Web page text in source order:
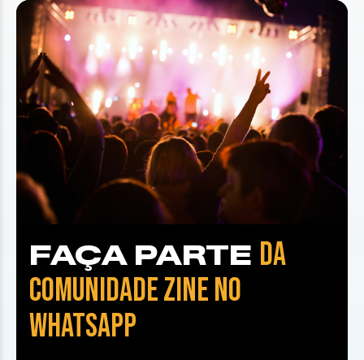
FAÇA PARTE DA
COMUNIDADE ZINE NO
WHATSAPP